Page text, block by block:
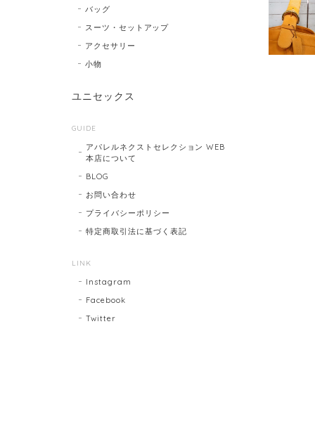
バッグ
スーツ・セットアップ
アクセサリー
小物
ユニセックス
GUIDE
アパレルネクストセレクション WEB
本店について
BLOG
お問い合わせ
プライバシーポリシー
特定商取引法に基づく表記
LINK
Instagram
Facebook
Twitter